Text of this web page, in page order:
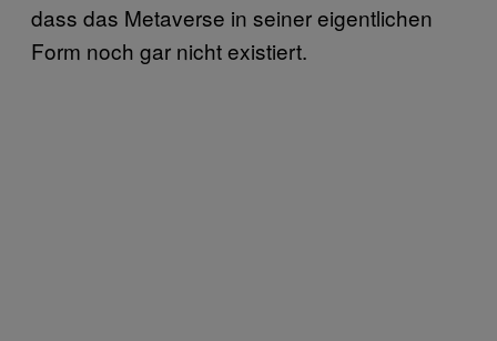
dass das Metaverse in seiner eigentlichen
Form noch gar nicht existiert.